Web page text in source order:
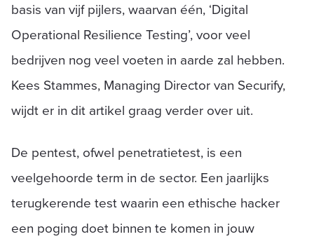
basis van vijf pijlers, waarvan één, ‘Digital
Operational Resilience Testing’, voor veel
bedrijven nog veel voeten in aarde zal hebben.
Kees Stammes, Managing Director van Securify,
wijdt er in dit artikel graag verder over uit.
De pentest, ofwel penetratietest, is een
veelgehoorde term in de sector. Een jaarlijks
terugkerende test waarin een ethische hacker
een poging doet binnen te komen in jouw